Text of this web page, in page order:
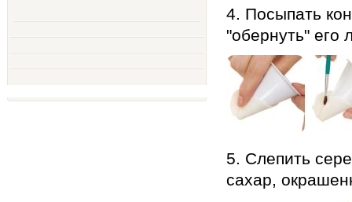
4. Посыпать
"обернуть" его
5. Слепить
сахар,